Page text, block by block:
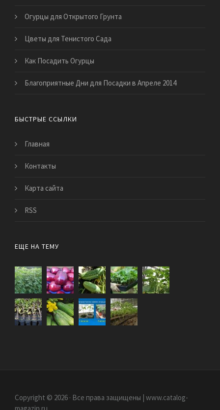
Огурцы для Открытого Грунта
Цветы для Тенистого Сада
Как Посадить Огурцы
Благоприятные Дни для Посадки в Апреле 2014
БЫСТРЫЕ ССЫЛКИ
Главная
Контакты
Карта сайта
RSS
ЕЩЕ НА ТЕМУ
Copyright © 2026 · Все права защищены | www.catalog-